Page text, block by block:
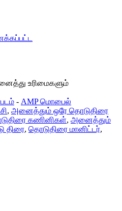
உரிமைகளும்
- AMP மொபைல்
, அனைத்தும் ஒரே தொடுதிரை
கணினிகள், அனைத்தும்
திரை, தொடுதிரை மானிட்டர்,